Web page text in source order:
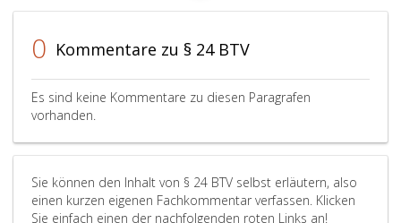
0 Kommentare zu § 24 BTV
Es sind keine Kommentare zu diesen Paragrafen
vorhanden.
Sie können den Inhalt von § 24 BTV selbst erläutern, also
einen kurzen eigenen Fachkommentar verfassen. Klicken
Sie einfach einen der nachfolgenden roten Links an!